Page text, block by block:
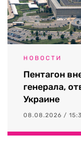
НОВОСТИ
Пентагон
генерала,
Украине
08.08.2026 /